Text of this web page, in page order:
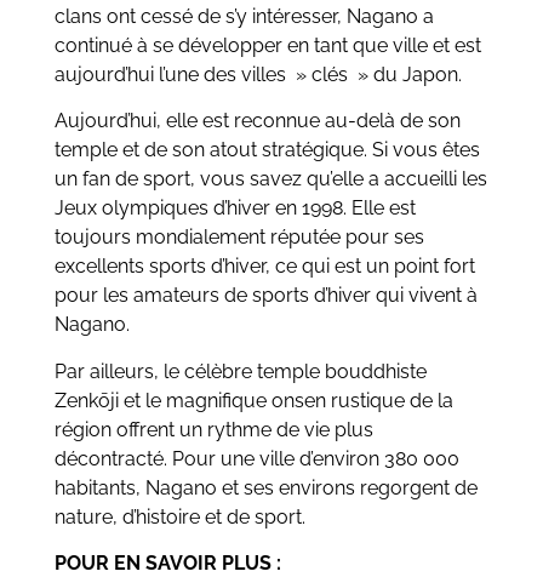
clans ont cessé de s’y intéresser, Nagano a
continué à se développer en tant que ville et est
aujourd’hui l’une des villes » clés » du Japon.
Aujourd’hui, elle est reconnue au-delà de son
temple et de son atout stratégique. Si vous êtes
un fan de sport, vous savez qu’elle a accueilli les
Jeux olympiques d’hiver en 1998. Elle est
toujours mondialement réputée pour ses
excellents sports d’hiver, ce qui est un point fort
pour les amateurs de sports d’hiver qui vivent à
Nagano.
Par ailleurs, le célèbre temple bouddhiste
Zenkōji et le magnifique onsen rustique de la
région offrent un rythme de vie plus
décontracté. Pour une ville d’environ 380 000
habitants, Nagano et ses environs regorgent de
nature, d’histoire et de sport.
POUR EN SAVOIR PLUS :